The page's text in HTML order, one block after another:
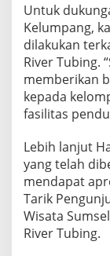
Untuk
Kelumpang,
dilakukan
River Tubing.
memberikan
kepada
fasilitas
Lebih lanjut
yang telah
mendapat
Tarik
Wisata
River Tubing.